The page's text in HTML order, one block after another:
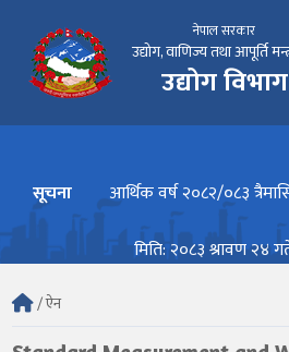
नेपाल सरकार
उद्योग, वाणिज्य तथा आपूर्ति
उद्योग विभाग
सूचना आर्थिक वर्ष २०८२/०८३
मिति: २०८३ श्रावण २४
/ ऐन